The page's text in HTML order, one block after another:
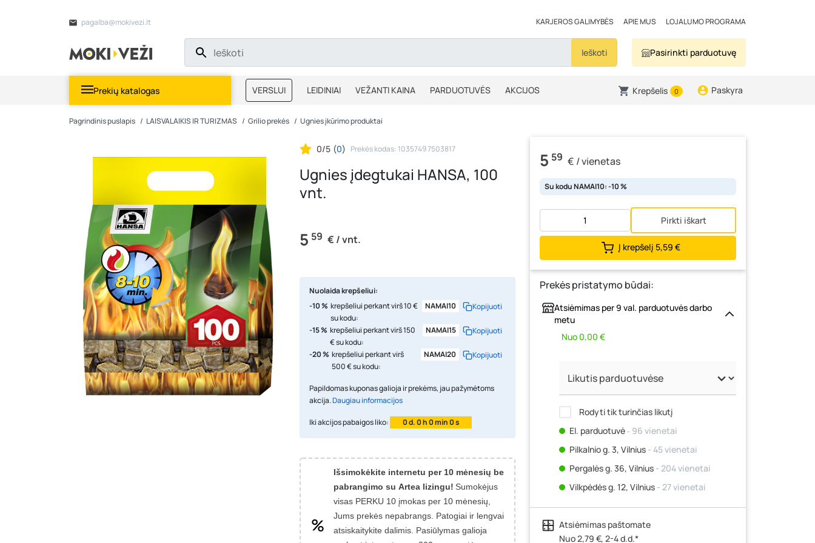
pagalba@mokivezi.lt KARJEROS GALIMYBĖS APIE MUS LOJALUMO PROGRAMA
Ieškoti Pasirinkti parduotuvę
Prekių katalogas VERSLUI LEIDINIAI VEŽANTI KAINA PARDUOTUVĖS AKCIJOS
MOKIBLOGAS IŠPARDAVIMAS
Krepšelis 0 Paskyra
Pagrindinis puslapis LAISVALAIKIS IR TURIZMAS Grilio prekės Ugnies įkūrimo produktai
0/5 (0) Prekės kodas: 1035749 7503817
Ugnies įdegtukai HANSA, 100
vnt.
5 59 € / vnt.
Nuolaida krepšeliui:
-10 % krepšeliui perkant virš 10 €
su kodu:
NAMAI10 Kopijuoti
-15 % krepšeliui perkant virš 150
€ su kodu:
NAMAI15 Kopijuoti
-20 % krepšeliui perkant virš
500 € su kodu:
NAMAI20 Kopijuoti
Papildomas kuponas galioja ir prekėms, jau pažymėtoms
akcija.Daugiau informacijos
Iki akcijos pabaigos liko: 0 d. 0 h 0 min 0 s
Išsimokėkite internetu per 10 mėnesių be
pabrangimo su Artea lizingu! Sumokėjus
visas PERKU 10 įmokas per 10 mėnesių,
Jums prekės nepabrangs. Patogiai ir lengvai
atsiskaitykite dalimis. Pasiūlymas galioja
5 59 € / vienetas
Su kodu NAMAI10: -10 %
Pirkti iškart
Į krepšelį 5,59 €
Prekės pristatymo būdai:
Atsiėmimas per 9 val. parduotuvės darbo
metu
Nuo 0,00 €
Rodyti tik turinčias likutį
El. parduotuvė‐ 96 vienetai
Pilkalnio g. 3, Vilnius - 45 vienetai
Pergalės g. 36, Vilnius - 204 vienetai
Vilkpėdės g. 12, Vilnius - 27 vienetai
Ateities g. 15, Vilnius- 54 vienetai
Kauno r., Narsiečių k., Vytauto g. 183,
Kaunas- 72 vienetai
Atsiėmimas paštomate
Nuo 2,79 €, 2-4 d.d.*